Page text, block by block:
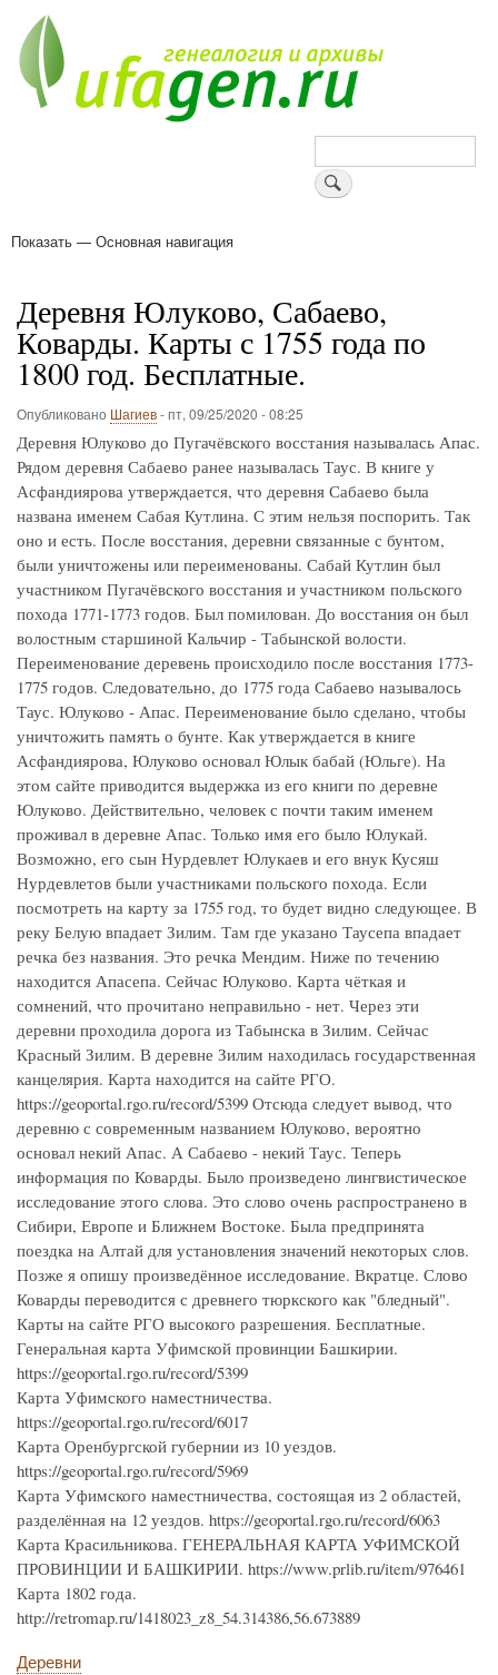
основному
содержанию
Поиск
Основная
Показать — Основная навигация
Деревня Юлуково, Сабаево,
Коварды. Карты с 1755 года по
1800 год. Бесплатные.
Опубликовано Шагиев-пт, 09/25/2020 - 08:25
Деревня Юлуково до Пугачёвского восстания называлась Апас.
Рядом деревня Сабаево ранее называлась Таус. В книге у
Асфандиярова утверждается, что деревня Сабаево была
названа именем Сабая Кутлина. С этим нельзя поспорить. Так
оно и есть. После восстания, деревни связанные с бунтом,
были уничтожены или переименованы. Сабай Кутлин был
участником Пугачёвского восстания и участником польского
похода 1771-1773 годов. Был помилован. До восстания он был
волостным старшиной Кальчир - Табынской волости.
Переименование деревень происходило после восстания 1773-
1775 годов. Следовательно, до 1775 года Сабаево называлось
Таус. Юлуково - Апас. Переименование было сделано, чтобы
уничтожить память о бунте. Как утверждается в книге
Асфандиярова, Юлуково основал Юлык бабай (Юльге). На
этом сайте приводится выдержка из его книги по деревне
Юлуково. Действительно, человек с почти таким именем
проживал в деревне Апас. Только имя его было Юлукай.
Возможно, его сын Нурдевлет Юлукаев и его внук Кусяш
Нурдевлетов были участниками польского похода. Если
посмотреть на карту за 1755 год, то будет видно следующее. В
реку Белую впадает Зилим. Там где указано Таусепа впадает
речка без названия. Это речка Мендим. Ниже по течению
находится Апасепа. Сейчас Юлуково. Карта чёткая и
сомнений, что прочитано неправильно - нет. Через эти
деревни проходила дорога из Табынска в Зилим. Сейчас
Красный Зилим. В деревне Зилим находилась государственная
канцелярия. Карта находится на сайте РГО.
https://geoportal.rgo.ru/record/5399 Отсюда следует вывод, что
деревню с современным названием Юлуково, вероятно
основал некий Апас. А Сабаево - некий Таус. Теперь
информация по Коварды. Было произведено лингвистическое
исследование этого слова. Это слово очень распространено в
Сибири, Европе и Ближнем Востоке. Была предпринята
поездка на Алтай для установления значений некоторых слов.
Позже я опишу произведённое исследование. Вкратце. Слово
Коварды переводится с древнего тюркского как "бледный".
Карты на сайте РГО высокого разрешения. Бесплатные.
Генеральная карта Уфимской провинции Башкирии.
https://geoportal.rgo.ru/record/5399
Карта Уфимского наместничества.
https://geoportal.rgo.ru/record/6017
Карта Оренбургской губернии из 10 уездов.
https://geoportal.rgo.ru/record/5969
Карта Уфимского наместничества, состоящая из 2 областей,
разделённая на 12 уездов. https://geoportal.rgo.ru/record/6063
Карта Красильникова. ГЕНЕРАЛЬНАЯ КАРТА УФИМСКОЙ
ПРОВИНЦИИ И БАШКИРИИ. https://www.prlib.ru/item/976461
Карта 1802 года.
http://retromap.ru/1418023_z8_54.314386,56.673889
Деревни